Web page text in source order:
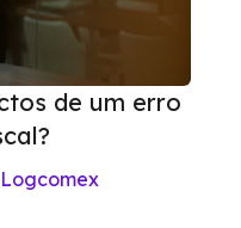
de um erro